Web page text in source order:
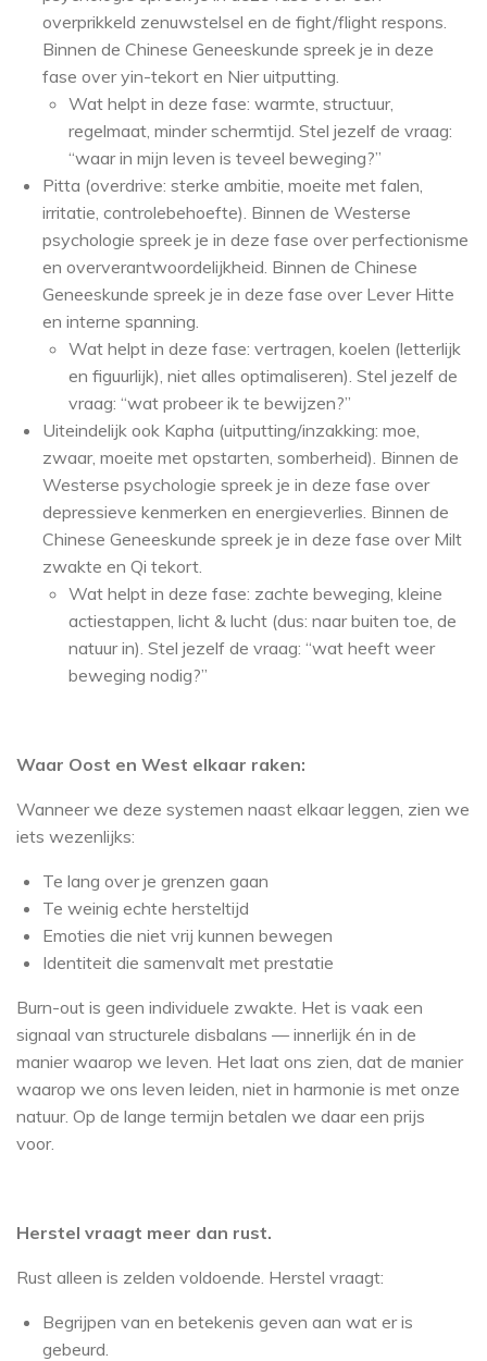
overprikkeld zenuwstelsel en de fight/flight respons.
Binnen de Chinese Geneeskunde spreek je in deze
fase over yin-tekort en Nier uitputting.
Wat helpt in deze fase: warmte, structuur,
regelmaat, minder schermtijd. Stel jezelf de vraag:
“waar in mijn leven is teveel beweging?”
Pitta (overdrive: sterke ambitie, moeite met falen,
irritatie, controlebehoefte). Binnen de Westerse
psychologie spreek je in deze fase over perfectionisme
en oververantwoordelijkheid. Binnen de Chinese
Geneeskunde spreek je in deze fase over Lever Hitte
en interne spanning.
Wat helpt in deze fase: vertragen, koelen (letterlijk
en figuurlijk), niet alles optimaliseren). Stel jezelf de
vraag: “wat probeer ik te bewijzen?”
Uiteindelijk ook Kapha (uitputting/inzakking: moe,
zwaar, moeite met opstarten, somberheid). Binnen de
Westerse psychologie spreek je in deze fase over
depressieve kenmerken en energieverlies. Binnen de
Chinese Geneeskunde spreek je in deze fase over Milt
zwakte en Qi tekort.
Wat helpt in deze fase: zachte beweging, kleine
actiestappen, licht & lucht (dus: naar buiten toe, de
natuur in). Stel jezelf de vraag: “wat heeft weer
beweging nodig?”
Waar Oost en West elkaar raken:
Wanneer we deze systemen naast elkaar leggen, zien we
iets wezenlijks:
Te lang over je grenzen gaan
Te weinig echte hersteltijd
Emoties die niet vrij kunnen bewegen
Identiteit die samenvalt met prestatie
Burn-out is geen individuele zwakte. Het is vaak een
signaal van structurele disbalans — innerlijk én in de
manier waarop we leven. Het laat ons zien, dat de manier
waarop we ons leven leiden, niet in harmonie is met onze
natuur. Op de lange termijn betalen we daar een prijs
voor.
Herstel vraagt meer dan rust.
Rust alleen is zelden voldoende. Herstel vraagt:
Begrijpen van en betekenis geven aan wat er is
gebeurd.